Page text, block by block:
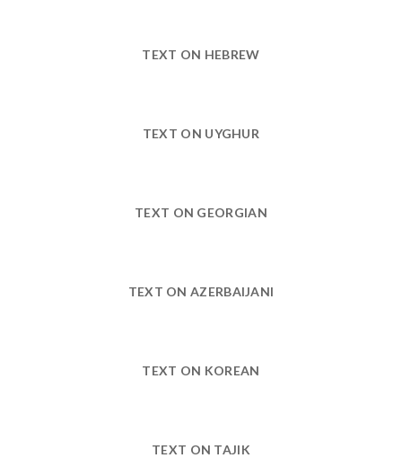
TEXT ON HEBREW
TEXT ON UYGHUR
TEXT ON GEORGIAN
TEXT ON AZERBAIJANI
TEXT ON KOREAN
TEXT ON TAJIK